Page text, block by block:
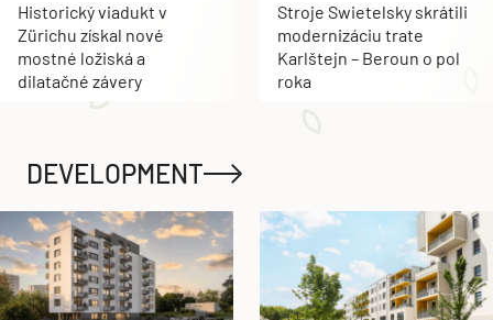
Historický viadukt v
Zürichu získal nové
mostné ložiská a
dilatačné závery
Stroje Swietelsky skrátili
modernizáciu trate
Karlštejn – Beroun o pol
roka
DEVELOPMENT